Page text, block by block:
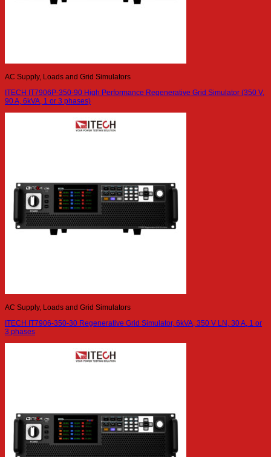
AC Supply, Loads and Grid Simulators
ITECH IT7906P-350-90 High Performance Regenerative Grid Simulator (350 V,
90 A, 6kVA, 1 or 3 phases)
AC Supply, Loads and Grid Simulators
ITECH IT7906-350-30 Regenerative Grid Simulator, 6kVA, 350 V LN, 30 A, 1 or
3 phases